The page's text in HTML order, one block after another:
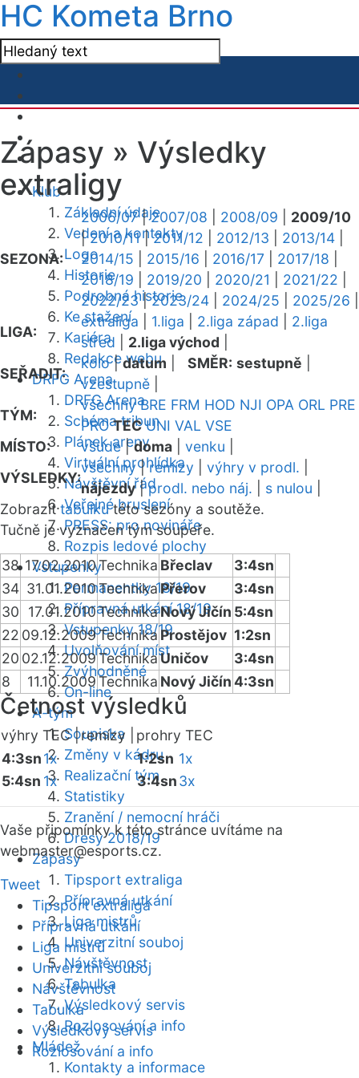
HC Kometa Brno
Klub
Základní údaje
Vedení a kontakty
Logo
Historie
Podrobná historie
Ke stažení
Kariéra
Redakce webu
DRFG Arena
DRFG Arena
Schéma tribun
Plánek areny
Virtuální prohlídka
Návštěvní řád
Veřejné bruslení
PRESS: pro novináře
Rozpis ledové plochy
Vstupenky
Permanentky 18/19
Přípravná utkání 18/19
Vstupenky 18/19
Uvolňování míst
Zvýhodněné
On-line
A-tým
Soupiska
Změny v kádru
Realizační tým
Statistiky
Zranění / nemocní hráči
Dresy 2018/19
Zápasy
Tipsport extraliga
Přípravná utkání
Liga mistrů
Univerzitní souboj
Návštěvnost
Tabulka
Výsledkový servis
Rozlosování a info
Mládež
Kontakty a informace
Zápasy » Výsledky
extraligy
SEZONA:
2006/07|2007/08 2008/09
2009/10
|2010/11|2011/12 2012/13 2013/14
2014/15
2015/16 2016/17 2017/18
2018/19
2019/20 2020/21 2021/22
2022/23|2023/24 2024/25 2025/26
LIGA:
extraliga 1.liga 2.liga západ
2.liga
střed
2.liga východ
SEŘADIT:
kolo|datum SMĚR: sestupně
vzestupně
TÝM:
všechny BRE FRM HOD NJI OPA ORL PRE
PRO TEC UNI VAL VSE
MÍSTO:
všude|doma venku
VÝSLEDKY:
všechny|remízy výhry v prodl.
nájezdy|prodl. nebo náj. s nulou
Zobrazittabulkutéto sezóny a soutěže.
Tučně je vyznačen tým soupeře.
38 17.02.2010Technika Břeclav
3:4sn
34 31.01.2010TechnikaPřerov
3:4sn
30
17.01.2010TechnikaNový Jičín 5:4sn
22 09.12.2009Technika Prostějov 1:2sn
20 02.12.2009TechnikaUničov
3:4sn
8
11.10.2009Technika Nový Jičín4:3sn
Četnost výsledků
výhry TEC |remízy |
prohry TEC
4:3sn1x
5:4sn 1x
1:2sn 1x
3:4sn3x
Vaše připomínky k této stránce uvítáme na
webmaster@esports.cz.
Tweet
Tipsport extraliga
Přípravná utkání
Liga mistrů
Univerzitní souboj
Návštěvnost
Tabulka
Výsledkový servis
Rozlosování a info